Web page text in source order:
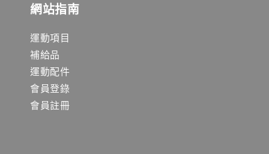
網站指南
運動項目
補給品
運動配件
會員登錄
會員註冊